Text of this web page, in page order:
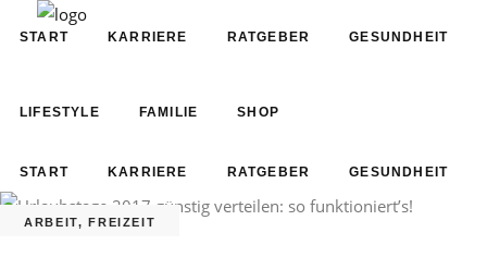
START KARRIERE RATGEBER GESUNDHEIT
START KARRIERE RATGEBER GESUNDHEIT
LIFESTYLE FAMILIE SHOP
ARBEIT, FREIZEIT